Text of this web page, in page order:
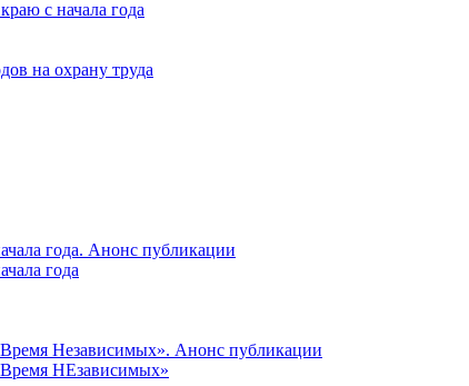
с начала года
на охрану труда
года. Анонс публикации
года
Независимых». Анонс публикации
НЕзависимых»